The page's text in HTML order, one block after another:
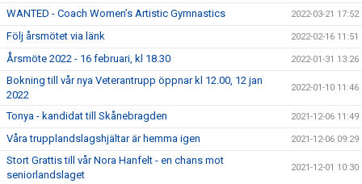
WANTED - Coach Women’s Artistic Gymnastics 2022-03-21 17:52
Följ årsmötet via länk 2022-02-16 11:51
Årsmöte 2022 - 16 februari, kl 18.30 2022-01-31 13:26
Bokning till vår nya Veterantrupp öppnar kl 12.00, 12 jan
2022
2022-01-10 11:46
Tonya - kandidat till Skånebragden 2021-12-06 11:49
Våra trupplandslagshjältar är hemma igen 2021-12-06 09:29
Stort Grattis till vår Nora Hanfelt - en chans mot
seniorlandslaget
2021-12-01 10:30